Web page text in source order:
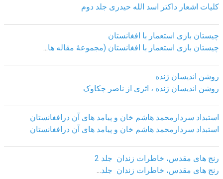
کلیات اشعار داکتر اسد الله حیدری جلد دوم
چيستان بازی استعمار با افغانستان
چيستان بازی استعمار با افغانستان (مجموعۀ مقاله ها
روشن اندیسان ژنده
روشن اندیسان ژنده ، اثری از ناصر چکاوک
استبداد سردارمحمد هاشم خان و پیامد های آن درافغانستان
استبداد سردارمحمد هاشم خان و پیامد های آن درافغانستان
رنج های مقدس، خاطرات زندان جلد 2
رنج های مقدس، خاطرات زندان جلد